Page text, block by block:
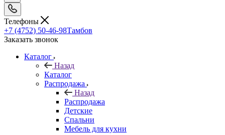
Телефоны
+7 (4752) 50-46-98Тамбов
Заказать звонок
Каталог
Назад
Каталог
Распродажа
Назад
Распродажа
Детские
Спальни
Мебель для кухни